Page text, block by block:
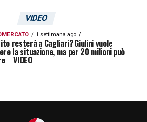
VIDEO
1 settimana ago
resterà a Cagliari? Giulini vuole
la situazione, ma per 20 milioni può
– VIDEO